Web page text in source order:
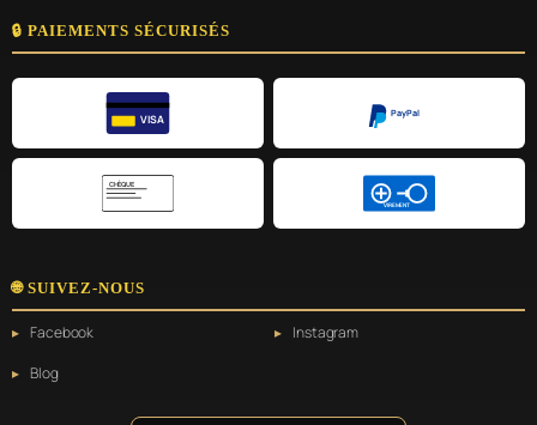
🔒 PAIEMENTS SÉCURISÉS
VISA
PayPal
CHÈQUE
VIREMENT
🌐 SUIVEZ-NOUS
Facebook
Instagram
Blog